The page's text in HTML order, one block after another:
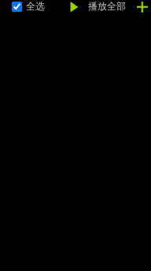
全选 播放全部